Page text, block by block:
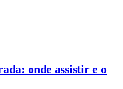
onde assistir e o